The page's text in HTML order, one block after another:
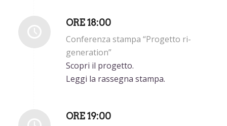
ORE 18:00
Conferenza stampa “Progetto ri-
generation”
Scopri il progetto.
Leggi la rassegna stampa.
ORE 19:00